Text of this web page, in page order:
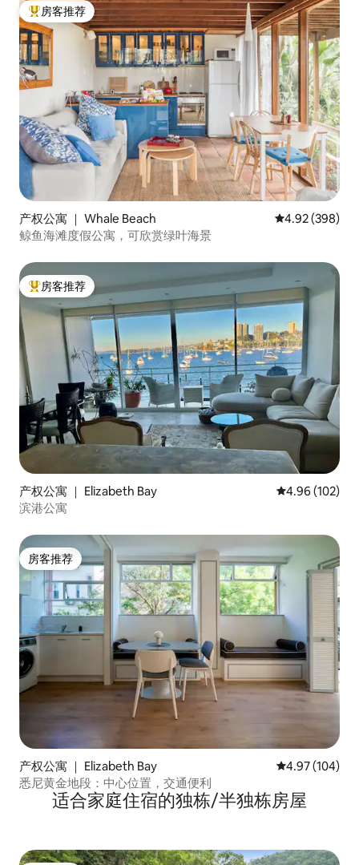
热门「房客推荐」
房客推荐
产权公寓 ｜ Whale Beach 平均评分 4.92
4.92 (398)
鲸鱼海滩度假公寓，可欣赏绿叶海景
热门「房客推荐」
房客推荐
产权公寓 ｜ Elizabeth Bay 平均评分 4.96
4.96 (102)
滨港公寓
房客推荐
房客推荐
产权公寓 ｜ Elizabeth Bay 平均评分 4.97
4.97 (104)
悉尼黄金地段：中心位置，交通便利
适合家庭住宿的独栋/半独栋房屋